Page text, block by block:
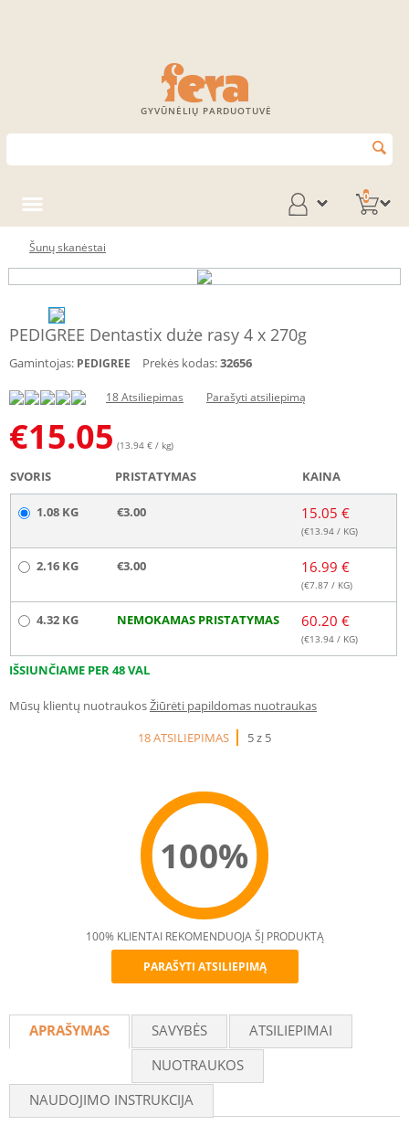
GYVŪNĖLIŲ PARDUOTUVĖ
0
Šunų skanėstai
PEDIGREE Dentastix duże rasy 4 x 270g
Gamintojas: PEDIGREE Prekės kodas:32656
18 Atsiliepimas Parašyti atsiliepimą
€15.05 (13.94 € / kg)
SVORIS PRISTATYMAS KAINA
1.08 KG €3.00 15.05 €
(€13.94 / KG)
2.16 KG €3.00 16.99 €
(€7.87 / KG)
4.32 KG NEMOKAMAS PRISTATYMAS 60.20 €
(€13.94 / KG)
IŠSIUNČIAME PER 48 VAL
Mūsų klientų nuotraukosŽiūrėti papildomas nuotraukas
18 ATSILIEPIMAS
5 z 5
100%
Recommend
100% KLIENTAI REKOMENDUOJA ŠĮ PRODUKTĄ
PARAŠYTI ATSILIEPIMĄ
APRAŠYMAS SAVYBĖS
ATSILIEPIMAI
NUOTRAUKOS
NAUDOJIMO INSTRUKCIJA